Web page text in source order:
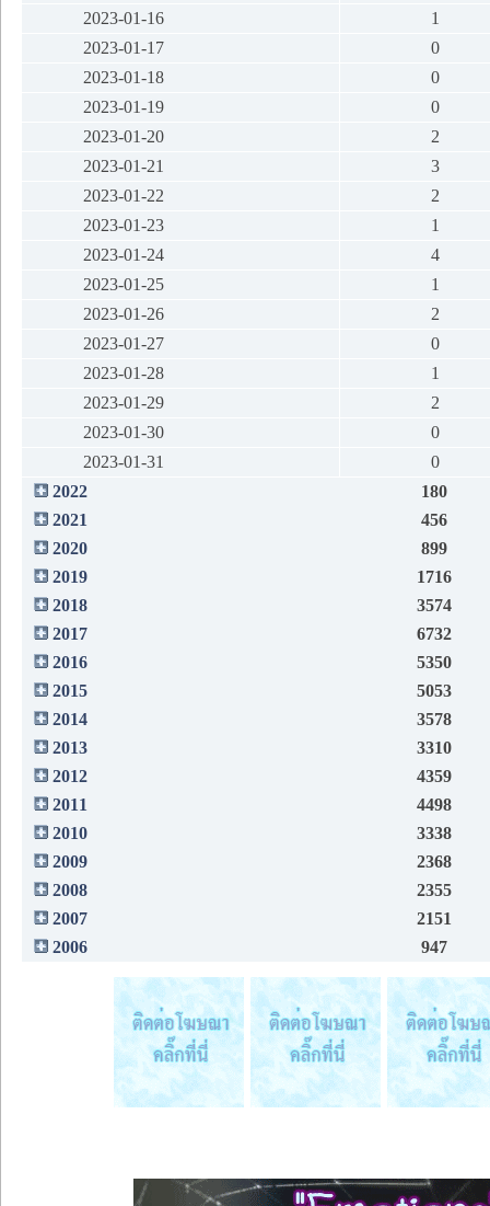
2023-01-16
1
2023-01-17
0
2023-01-18
0
2023-01-19
0
2023-01-20
2
2023-01-21
3
2023-01-22
2
2023-01-23
1
2023-01-24
4
2023-01-25
1
2023-01-26
2
2023-01-27
0
2023-01-28
1
2023-01-29
2
2023-01-30
0
2023-01-31
0
2022
180
2021
456
2020
899
2019
1716
2018
3574
2017
6732
2016
5350
2015
5053
2014
3578
2013
3310
2012
4359
2011
4498
2010
3338
2009
2368
2008
2355
2007
2151
2006
947